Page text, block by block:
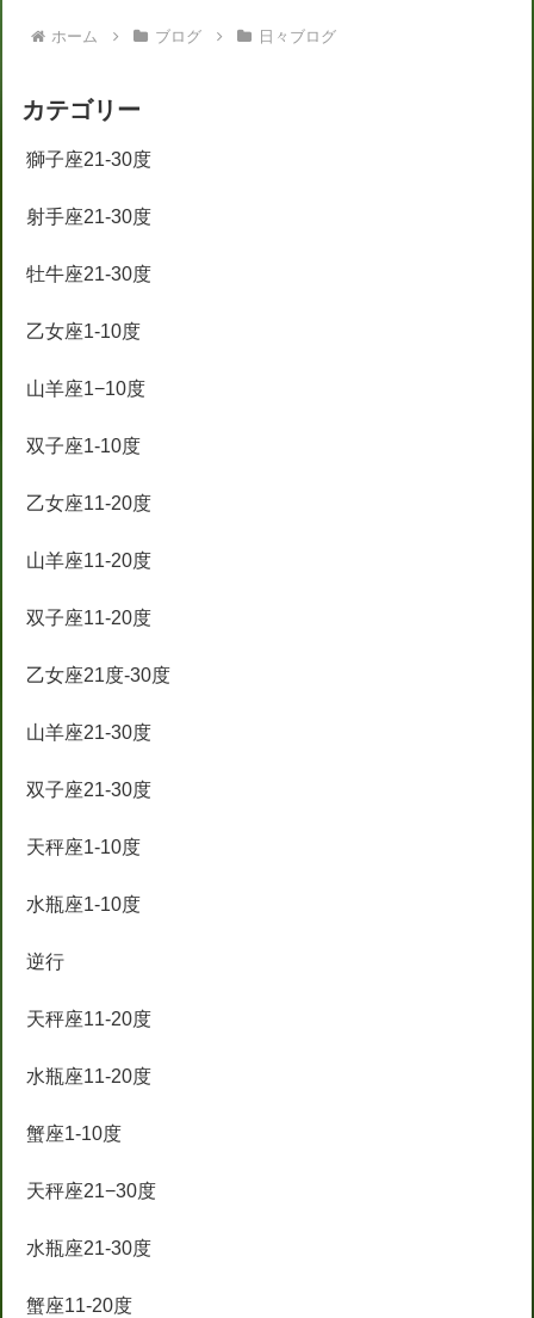
ホーム ブログ 日々ブログ
カテゴリー
獅子座21-30度
射手座21-30度
牡牛座21-30度
乙女座1-10度
山羊座1−10度
双子座1-10度
乙女座11-20度
山羊座11-20度
双子座11-20度
乙女座21度-30度
山羊座21-30度
双子座21-30度
天秤座1-10度
水瓶座1-10度
逆行
天秤座11-20度
水瓶座11-20度
蟹座1-10度
天秤座21−30度
水瓶座21-30度
蟹座11-20度